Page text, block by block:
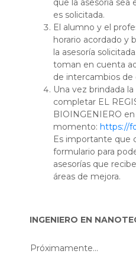
que la asesoría
es solicitada.
El alumno y el
horario acordado y
la asesoría
toman en cuenta
de intercambios de
Una vez brindada
completar EL
BIOINGENIERO
momento: https://
Es importante que
formulario para
asesorías que
áreas de mejora.
INGENIERO EN
Próximamente...